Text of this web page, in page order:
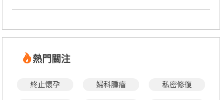
熱門關注
終止懷孕 婦科腫瘤 私密修復